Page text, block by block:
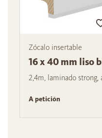
Zócalo insertable
16 x 40 mm liso
2,4m, laminado strong,
A petición